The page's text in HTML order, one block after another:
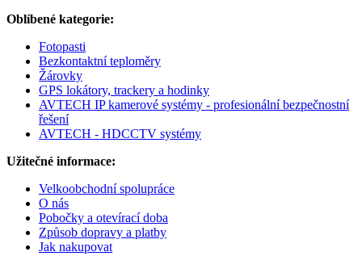
Oblíbené kategorie:
Fotopasti
Bezkontaktní teploměry
Žárovky
GPS lokátory, trackery a hodinky
AVTECH IP kamerové systémy - profesionální bezpečnostní
řešení
AVTECH - HDCCTV systémy
Užitečné informace:
Velkoobchodní spolupráce
O nás
Pobočky a otevírací doba
Způsob dopravy a platby
Jak nakupovat